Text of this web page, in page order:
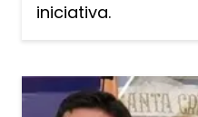
iniciativa.